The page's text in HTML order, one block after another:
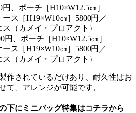
円、ポーチ［H10×W12.5㎝］
ス［H19×W10㎝］5800円／
（カメイ・プロアクト）
作されているだけあり、耐久性はお
て、アレンジが可能です。
下にミニバッグ特集はコチラから